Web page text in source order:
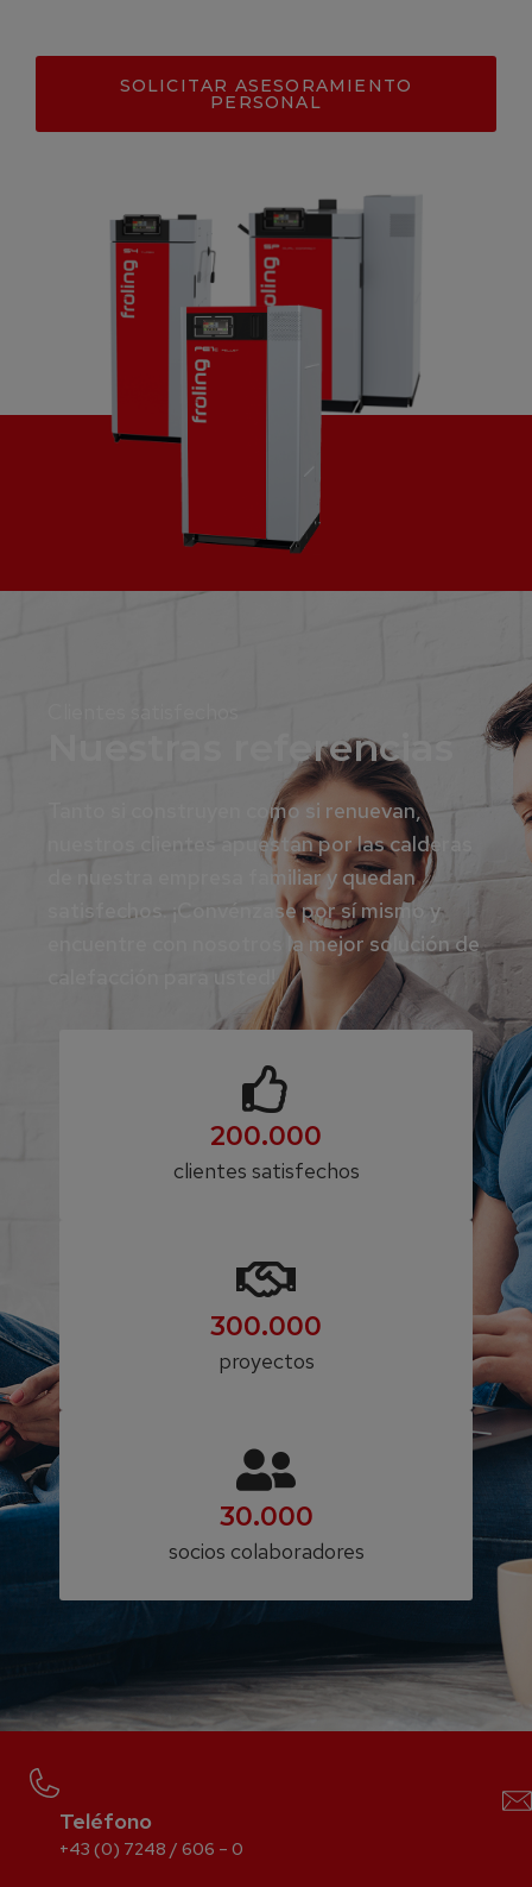
SOLICITAR ASESORAMIENTO
PERSONAL
Nuestras referencias
Tanto si construyen como si renuevan,
nuestros clientes apuestan por las calderas
de nuestra empresa familiar y quedan
satisfechos. ¡Convénzase por sí mismo y
encuentre con nosotros la mejor solución de
200.000
clientes satisfechos
300.000
proyectos
30.000
socios colaboradores
Teléfono
+43 (0) 7248 / 606 – 0